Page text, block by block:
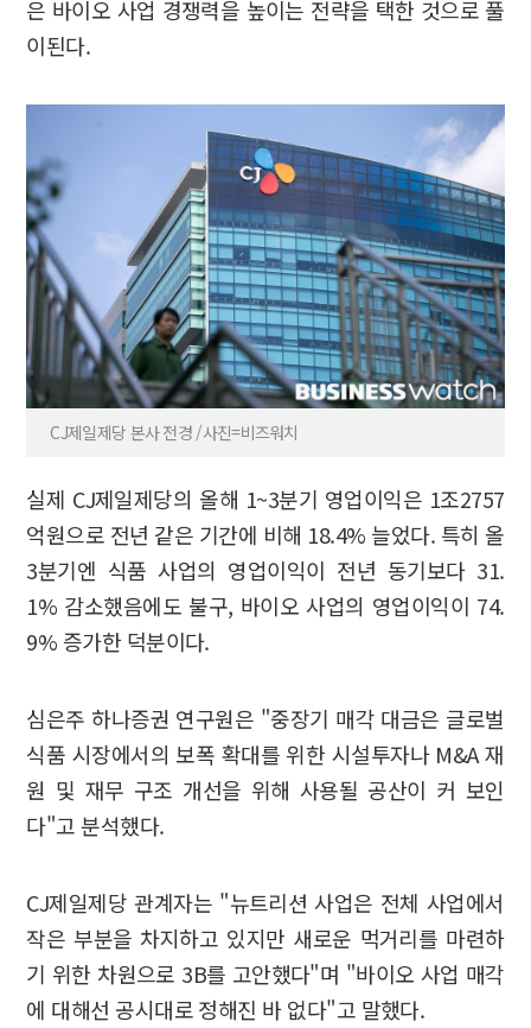
은 바이오 사업 경쟁력을 높이는 전략을 택한 것으로 풀
이된다.
CJ제일제당 본사 전경 /사진=비즈워치
실제 CJ제일제당의 올해 1~3분기 영업이익은 1조2757
억원으로 전년 같은 기간에 비해 18.4% 늘었다. 특히 올
3분기엔 식품 사업의 영업이익이 전년 동기보다 31.
1% 감소했음에도 불구, 바이오 사업의 영업이익이 74.
9% 증가한 덕분이다.
심은주 하나증권 연구원은 "중장기 매각 대금은 글로벌
식품 시장에서의 보폭 확대를 위한 시설투자나 M&A 재
원 및 재무 구조 개선을 위해 사용될 공산이 커 보인
다"고 분석했다.
CJ제일제당 관계자는 "뉴트리션 사업은 전체 사업에서
작은 부분을 차지하고 있지만 새로운 먹거리를 마련하
기 위한 차원으로 3B를 고안했다"며 "바이오 사업 매각
에 대해선 공시대로 정해진 바 없다"고 말했다.